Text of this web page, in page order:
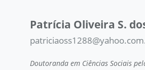
Patrícia Oliveira S.
Doutoranda em Ciências Sociais